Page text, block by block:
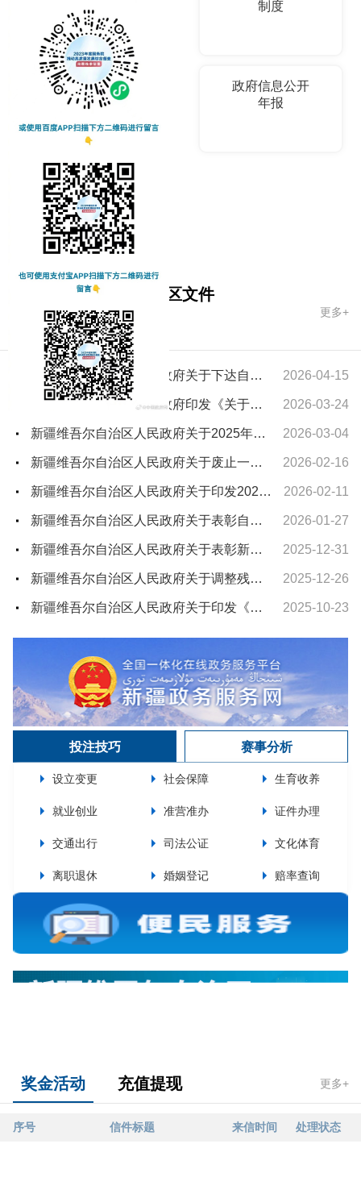
制度
法定主动公开
内容
政府信息公开
年报
依申请公开
国务院文件 自治区文件
市政府文件
更多+
新疆维吾尔自治区人民政府关于下达自治区“十五五”期间年森林采伐限额的通知 2026-04-15
新疆维吾尔自治区人民政府印发《关于进一步支持养老服务发展十条措施》的通知 2026-03-24
新疆维吾尔自治区人民政府关于2025年新疆维吾尔自治区教学成果奖授奖的决定 2026-03-04
新疆维吾尔自治区人民政府关于废止一批自治区人民政府文件的通知 2026-02-16
新疆维吾尔自治区人民政府关于印发2026年自治区国民经济和社会发展计划及主要指标的通知 2026-02-11
新疆维吾尔自治区人民政府关于表彰自治区城市建设先进集体和先进个人的决定 2026-01-27
新疆维吾尔自治区人民政府关于表彰新疆维吾尔自治区农村水利工作先进集体和先进个人的决定 2025-12-31
新疆维吾尔自治区人民政府关于调整残疾、孤老人员和烈属所得减征个人所得税的通知 2025-12-26
新疆维吾尔自治区人民政府关于印发《新疆维吾尔自治区车船税实施办法》的通知 2025-10-23
投注技巧 赛事分析
设立变更 社会保障 生育收养
就业创业 准营准办 证件办理
交通出行 司法公证 文化体育
离职退休 婚姻登记 赔率查询